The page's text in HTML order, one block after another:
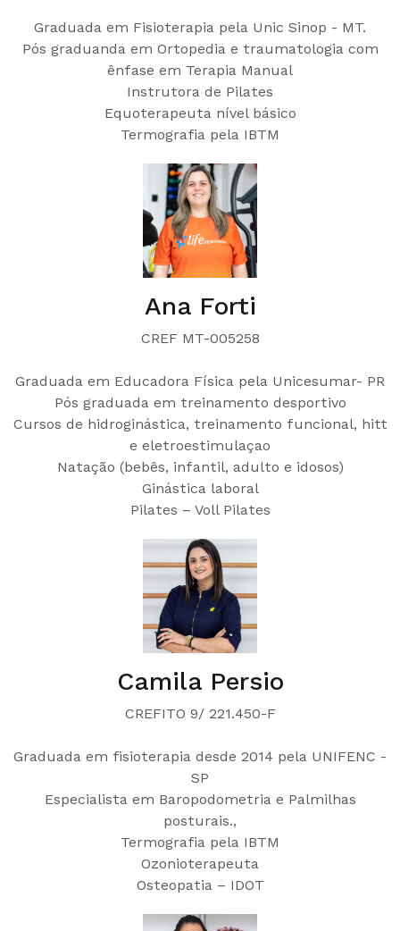
Graduada em Fisioterapia pela Unic Sinop - MT.
Pós graduanda em Ortopedia e traumatologia com
ênfase em Terapia Manual
Instrutora de Pilates
Equoterapeuta nível básico
Termografia pela IBTM
Ana Forti
CREF MT-005258
Graduada em Educadora Física pela Unicesumar- PR
Pós graduada em treinamento desportivo
Cursos de hidroginástica, treinamento funcional, hitt
e eletroestimulaçao
Natação (bebês, infantil, adulto e idosos)
Ginástica laboral
Pilates – Voll Pilates
Camila Persio
CREFITO 9/ 221.450-F
Graduada em fisioterapia desde 2014 pela UNIFENC -
SP
Especialista em Baropodometria e Palmilhas
posturais.,
Termografia pela IBTM
Ozonioterapeuta
Osteopatia – IDOT